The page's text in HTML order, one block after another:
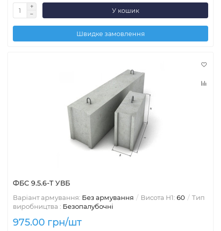
У кошик
Швидке замовлення
ФБС 9.5.6-Т УВБ
Варіант армування: Без армування Висота H1: 60
Тип
виробництва : Безопалубочні
975.00 грн/шт